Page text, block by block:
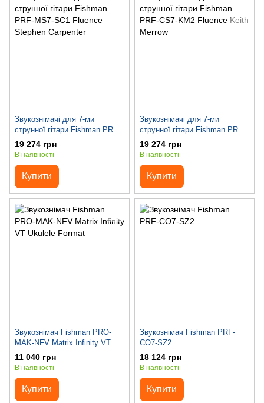
Звукознімачі для 7-ми
струнної гітари Fishman PRF-
MS7-SC1 Fluence Stephen
Carpenter
19 274 грн
В наявності
Купити
Звукознімачі для 7-ми
струнної гітари Fishman PRF-
CS7-KM2 Fluence Keith Merrow
19 274 грн
В наявності
Купити
Звукознімач Fishman PRO-
MAK-NFV Matrix Infinity VT
Ukulele Format
11 040 грн
В наявності
Купити
Звукознімач Fishman PRF-
CO7-SZ2
18 124 грн
В наявності
Купити